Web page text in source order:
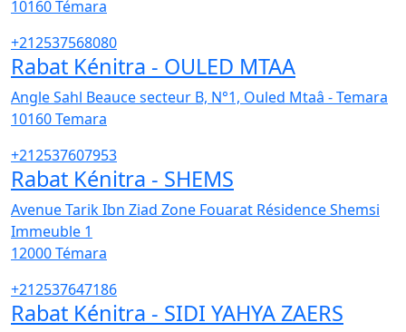
10160Témara
+212537568080
Rabat Kénitra - OULED MTAA
Angle Sahl Beauce secteur B, N°1, Ouled Mtaâ - Temara
10160Temara
+212537607953
Rabat Kénitra - SHEMS
Avenue Tarik Ibn Ziad Zone Fouarat Résidence Shemsi
Immeuble 1
12000Témara
+212537647186
Rabat Kénitra - SIDI YAHYA ZAERS